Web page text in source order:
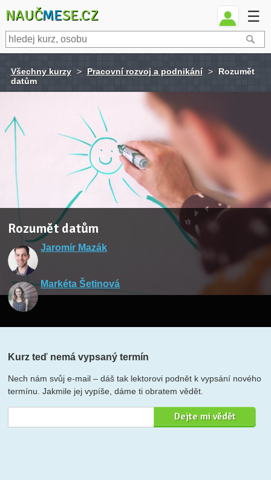
NAUČMESE.CZ ☰
Všechny kurzy > Pracovní rozvoj a podnikání >
Rozumět
datům
Rozumět datům
Jaromír Mazák
Markéta Šetinová
Kurz teď nemá vypsaný termín
Nech nám svůj e-mail – dáš tak lektorovi podnět k vypsání nového
termínu. Jakmile jej vypíše, dáme ti obratem vědět.